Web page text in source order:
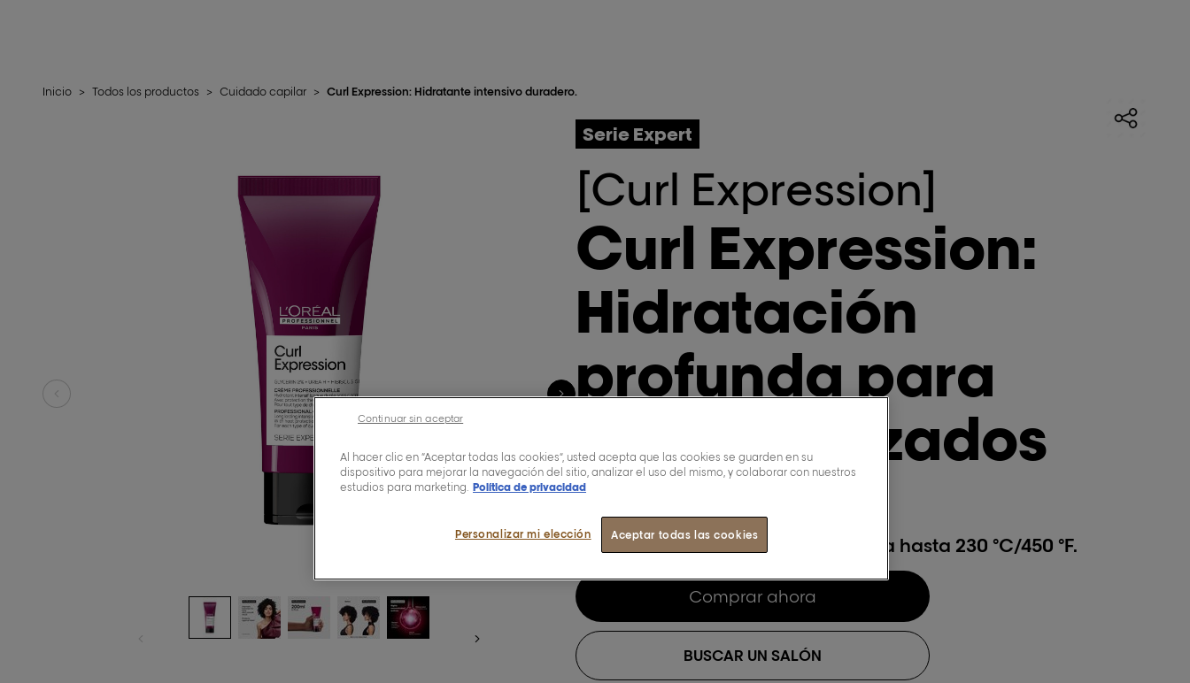
Inicio > Todos los productos > Cuidado capilar > Curl Expression: Hidratante intensivo duradero.
Serie Expert
[Curl Expression]
Curl Expression:
Hidratación
profunda para
cabellos rizados
Hidrata los rizos. Protección térmica hasta 230 °C/450 °F.
Comprar ahora
BUSCAR UN SALÓN
Al hacer clic en “Aceptar todas las cookies”, usted acepta que las cookies se guarden en su
dispositivo para mejorar la navegación del sitio, analizar el uso del mismo, y colaborar con nuestros
estudios para marketing. Política de privacidad
Aceptar todas las cookies
Personalizar mi elección
Continuar sin aceptar